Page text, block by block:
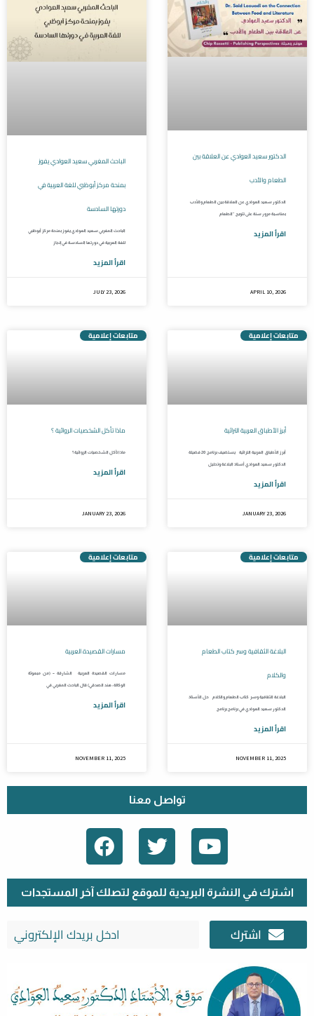
الباحث المغربي سعيد العوادي يفوز
بمنحة مركز أبوظبي للغة العربية في
دورتها السادسة
الباحث المغربي سعيد العوادي يفوز بمنحة مركز أبوظبي
للغة العربية في دورتها السادسة في إنجاز
اقرأ المزيد
JULY 23, 2026
الدكتور سعيد العوادي عن العلاقة بين
الطعام والأدب
الدكتور سعيد العوادي عن العلاقة بين الطعام والأدب
بمناسبة مرور سنة على تتويج “الطعام
اقرأ المزيد
APRIL 10, 2026
متابعات إعلامية
ماذا تأكل الشخصيات الروائية ؟
ماذا تأكل الشخصيات الروائية ؟
اقرأ المزيد
JANUARY 23, 2026
متابعات إعلامية
أبرز الأطباق العربية التراثية
أبرز الأطباق العربية التراثية يستضيف برنامج 20 فضيلة
الدكتور سعيد العوادي أستاذ البلاغة وتحليل
اقرأ المزيد
JANUARY 23, 2026
متابعات إعلامية
مسارات القصيدة العربية
مسارات القصيدة العربية الشارقة – (من مبعوثة
الوكالة: هند الصدقي) قال الباحث المغربي في
اقرأ المزيد
NOVEMBER 11, 2025
متابعات إعلامية
البلاغة الثقافية وسر كتاب الطعام
والكلام
البلاغة الثقافية وسر كتاب الطعام والكلام حل الأستاذ
الدكتور سعيد العوادي في برنامج برنامج
اقرأ المزيد
NOVEMBER 11, 2025
تواصل معنا
F
A
C
E
O
K
T
W
I
T
Y
O
U
T
U
اشترك في النشرة البريدية للموقع لتصلك آخر المستجدات
اشترك